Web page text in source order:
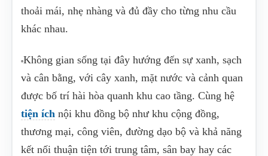
thoải mái, nhẹ nhàng và đủ đầy cho từng nhu cầu
khác nhau.
▫️Không gian sống tại đây hướng đến sự xanh, sạch
và cân bằng, với cây xanh, mặt nước và cảnh quan
được bố trí hài hòa quanh khu cao tầng. Cùng hệ
tiện ích nội khu đồng bộ như khu cộng đồng,
thương mại, công viên, đường dạo bộ và khả năng
kết nối thuận tiện tới trung tâm, sân bay hay các